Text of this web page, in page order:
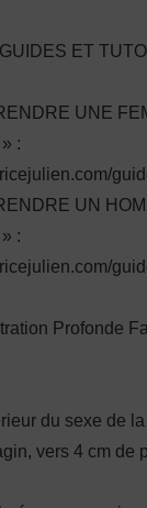
ET
UNE
:
UN
:
Profonde
du sexe de
vers 4 cm de